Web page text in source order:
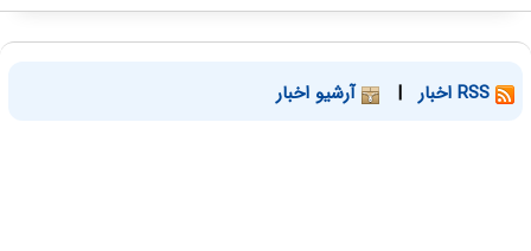
| آرشیو اخبار